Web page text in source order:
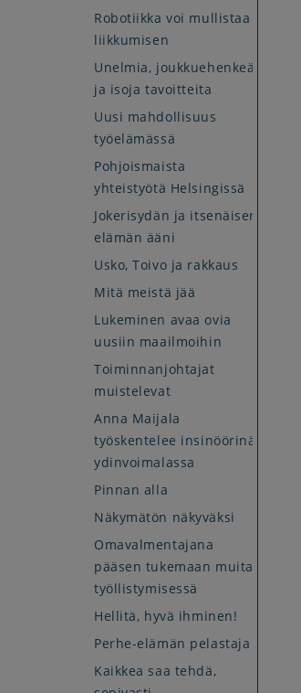
Robotiikka voi mullistaa
liikkumisen
Unelmia, joukkuehenkeä
ja isoja tavoitteita
Uusi mahdollisuus
työelämässä
Pohjoismaista
yhteistyötä Helsingissä
Jokerisydän ja itsenäisen
elämän ääni
Usko, Toivo ja rakkaus
Mitä meistä jää
Lukeminen avaa ovia
uusiin maailmoihin
Toiminnanjohtajat
muistelevat
Anna Maijala
työskentelee insinöörinä
ydinvoimalassa
Pinnan alla
Näkymätön näkyväksi
Omavalmentajana
pääsen tukemaan muita
työllistymisessä
Hellitä, hyvä ihminen!
Perhe-elämän pelastaja
Kaikkea saa tehdä,